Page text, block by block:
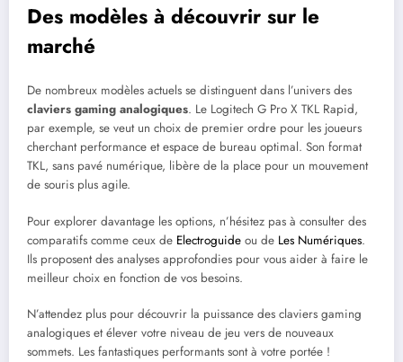
Des modèles à découvrir sur le
marché
De nombreux modèles actuels se distinguent dans l’univers des
claviers gaming analogiques. Le Logitech G Pro X TKL Rapid,
par exemple, se veut un choix de premier ordre pour les joueurs
cherchant performance et espace de bureau optimal. Son format
TKL, sans pavé numérique, libère de la place pour un mouvement
de souris plus agile.
Pour explorer davantage les options, n’hésitez pas à consulter des
comparatifs comme ceux de Electroguide ou de Les Numériques.
Ils proposent des analyses approfondies pour vous aider à faire le
meilleur choix en fonction de vos besoins.
N’attendez plus pour découvrir la puissance des claviers gaming
analogiques et élever votre niveau de jeu vers de nouveaux
sommets. Les fantastiques performants sont à votre portée !